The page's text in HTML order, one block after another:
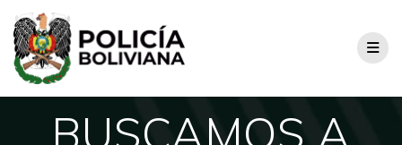
BUSCAMOS A